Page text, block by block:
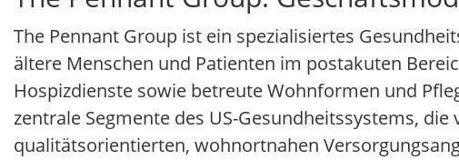
The Pennant Group ist ein spezialisiertes
ältere Menschen und Patienten im postakuten
Hospizdienste sowie betreute Wohnformen und
zentrale Segmente des US-Gesundheitssystems,
qualitätsorientierten, wohnortnahen